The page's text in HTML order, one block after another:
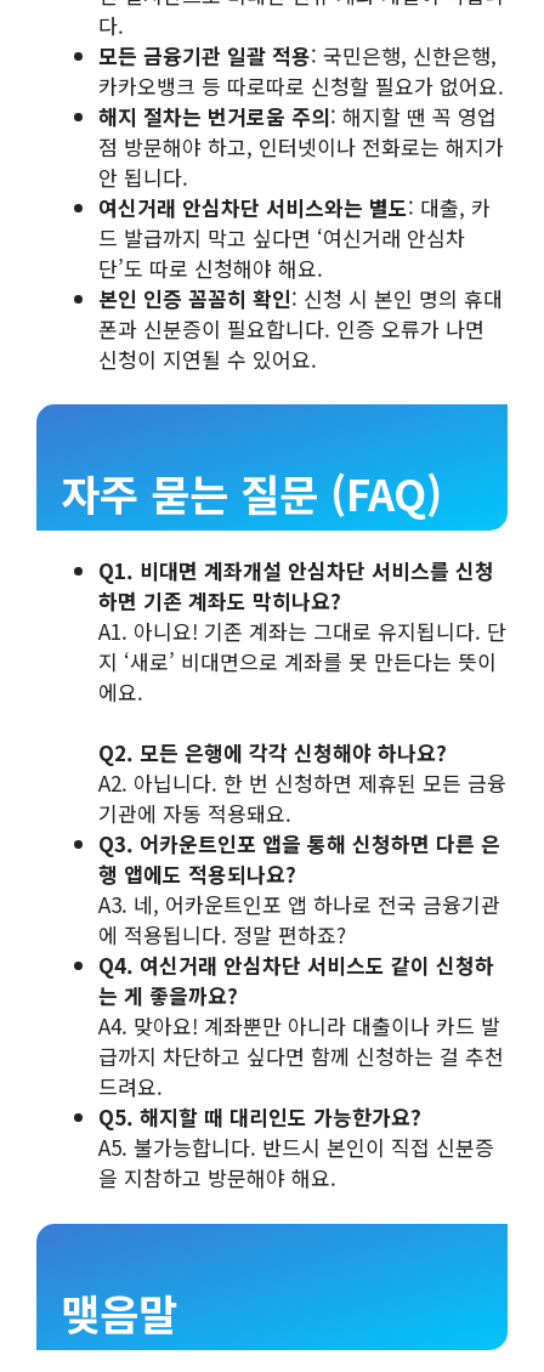
다.
모든 금융기관 일괄 적용: 국민은행, 신한은행,
카카오뱅크 등 따로따로 신청할 필요가 없어요.
해지 절차는 번거로움 주의: 해지할 땐 꼭 영업
점 방문해야 하고, 인터넷이나 전화로는 해지가
안 됩니다.
여신거래 안심차단 서비스와는 별도: 대출, 카
드 발급까지 막고 싶다면 ‘여신거래 안심차
단’도 따로 신청해야 해요.
본인 인증 꼼꼼히 확인: 신청 시 본인 명의 휴대
폰과 신분증이 필요합니다. 인증 오류가 나면
신청이 지연될 수 있어요.
자주 묻는 질문 (FAQ)
Q1. 비대면 계좌개설 안심차단 서비스를 신청
하면 기존 계좌도 막히나요?
A1. 아니요! 기존 계좌는 그대로 유지됩니다. 단
지 ‘새로’ 비대면으로 계좌를 못 만든다는 뜻이
에요.
Q2. 모든 은행에 각각 신청해야 하나요?
A2. 아닙니다. 한 번 신청하면 제휴된 모든 금융
기관에 자동 적용돼요.
Q3. 어카운트인포 앱을 통해 신청하면 다른 은
행 앱에도 적용되나요?
A3. 네, 어카운트인포 앱 하나로 전국 금융기관
에 적용됩니다. 정말 편하죠?
Q4. 여신거래 안심차단 서비스도 같이 신청하
는 게 좋을까요?
A4. 맞아요! 계좌뿐만 아니라 대출이나 카드 발
급까지 차단하고 싶다면 함께 신청하는 걸 추천
드려요.
Q5. 해지할 때 대리인도 가능한가요?
A5. 불가능합니다. 반드시 본인이 직접 신분증
을 지참하고 방문해야 해요.
맺음말